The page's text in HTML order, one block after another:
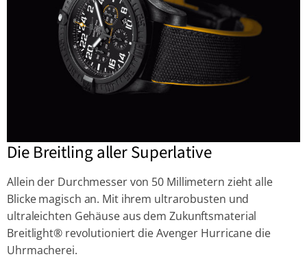
Die Breitling aller Superlative
Allein der Durchmesser von 50 Millimetern zieht alle
Blicke magisch an. Mit ihrem ultrarobusten und
ultraleichten Gehäuse aus dem Zukunftsmaterial
Breitlight® revolutioniert die Avenger Hurricane die
Uhrmacherei.